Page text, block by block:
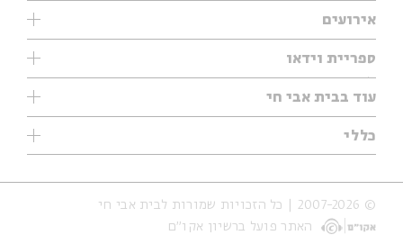
אירועים
עיון
אנגלית
נוער
סדרות
אירועי עבר
אירועים בירושלים
ספריית וידאו
ילדים
מוזיקה
עיון
מיוחדים
עוד בבית אבי חי
תערוכות
מיוחדים
כללי
אודות
הצהרת נגישות
תנאי שימוש והצהרת פרטיות
© 2007-2026 | כל הזכויות שמורות לבית אבי חי
האתר פועל ברשיון אקו״ם